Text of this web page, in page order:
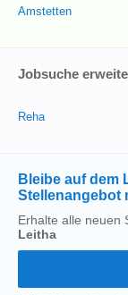
Amstetten
Jobsuche
Reha
Bleibe auf dem
Stellenangebot
Erhalte alle neuen
Leitha